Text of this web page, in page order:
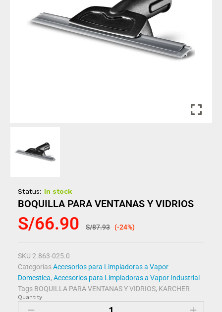
Status: In stock
BOQUILLA PARA VENTANAS Y VIDRIOS
S/66.90 S/87.93 (-24%)
SKU2.863-025.0
Categorías Accesorios para Limpiadoras a Vapor
Domestica,Accesorios para Limpiadoras a Vapor Industrial
Tags BOQUILLA PARA VENTANAS Y VIDRIOS, KARCHER
Quantity